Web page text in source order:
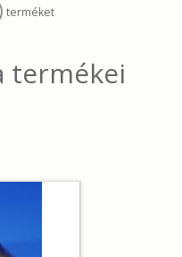
terméket
termékei